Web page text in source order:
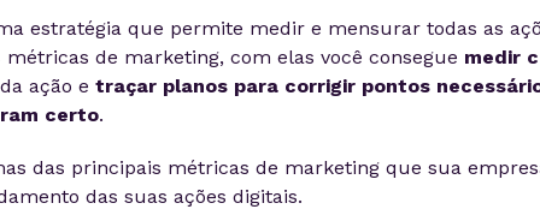
estratégia que permite medir e mensurar todas as
de marketing, com elas você consegue medir
ação e traçar planos para corrigir pontos
certo.
das principais métricas de marketing que sua
das suas ações digitais.